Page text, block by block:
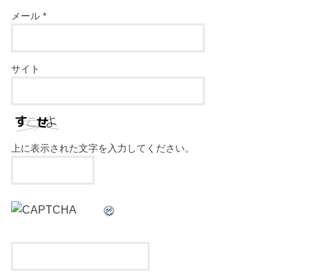
メール*
サイト
上に表示された文字を入力してください。